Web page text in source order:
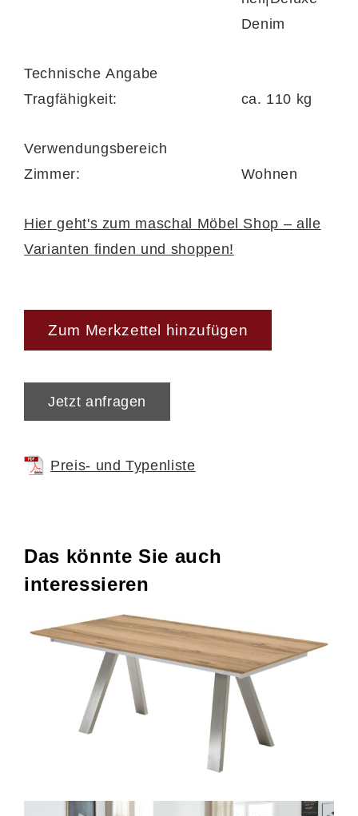
Denim
Technische Angabe
Tragfähigkeit:
ca. 110 kg
Verwendungsbereich
Zimmer:
Wohnen
Hier geht's zum maschal Möbel Shop – alle
Varianten finden und shoppen!
Zum Merkzettel hinzufügen
Jetzt anfragen
Preis- und Typenliste
Das könnte Sie auch
interessieren